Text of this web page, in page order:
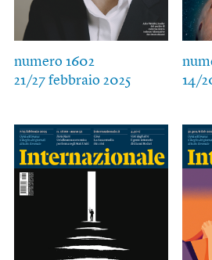
numero 1602
21/27 febbraio 2025
14/